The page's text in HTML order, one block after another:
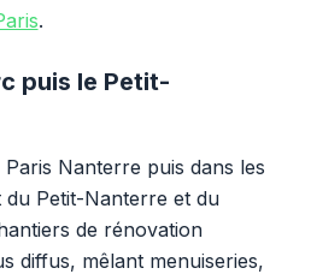
.
puis le Petit-
Nanterre puis dans les
du Petit-Nanterre et du
de rénovation
diffus, mêlant menuiseries,